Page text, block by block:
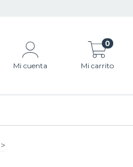
Mi cuenta Mi carrito
0
>